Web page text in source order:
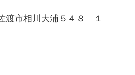
渡市相川大浦５４８－１